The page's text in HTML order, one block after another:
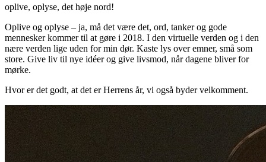
oplive, oplyse, det høje nord!
Oplive og oplyse – ja, må det være det, ord, tanker og gode
mennesker kommer til at gøre i 2018. I den virtuelle verden og i den
nære verden lige uden for min dør. Kaste lys over emner, små som
store. Give liv til nye idéer og give livsmod, når dagene bliver for
mørke.
Hvor er det godt, at det er Herrens år, vi også byder velkomment.